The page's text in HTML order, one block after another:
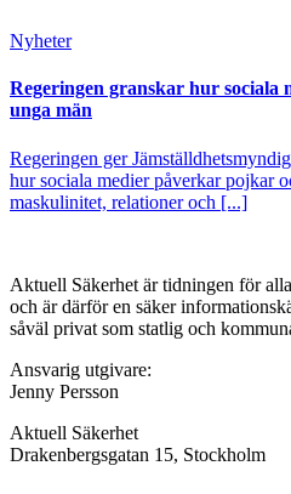
Nyheter
Regeringen granskar hur sociala
unga män
Regeringen ger
hur sociala medier påverkar pojkar
maskulinitet, relationer och [...]
Aktuell Säkerhet är tidningen för
och är därför en säker
såväl privat som statlig och
Ansvarig utgivare:
Jenny Persson
Aktuell Säkerhet
Drakenbergsgatan 15, Stockholm